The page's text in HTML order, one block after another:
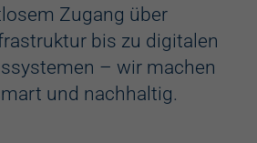
Zugang über
bis zu digitalen
– wir machen
und nachhaltig.